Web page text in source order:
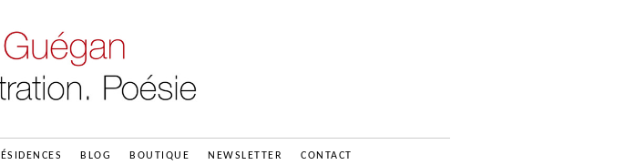
BLOG BOUTIQUE NEWSLETTER CONTACT